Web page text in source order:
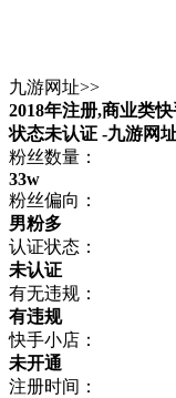
九游网址>>
2018年注册,商业类
状态未认证 -九游网
粉丝数量：
33w
粉丝偏向：
男粉多
认证状态：
未认证
有无违规：
有违规
快手小店：
未开通
注册时间：